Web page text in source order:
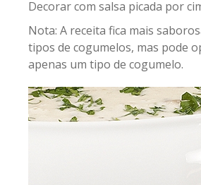
Decorar com salsa picada por
Nota: A receita fica mais
tipos de cogumelos, mas pode
apenas um tipo de cogumelo.